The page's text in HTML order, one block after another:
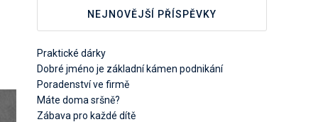
NEJNOVĚJŠÍ PŘÍSPĚVKY
Praktické dárky
Dobré jméno je základní kámen podnikání
Poradenství ve firmě
Máte doma sršně?
Zábava pro každé dítě